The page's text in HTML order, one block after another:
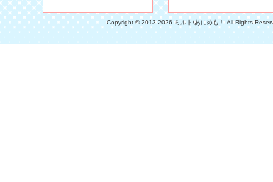
Copyright © 2013-2026 ミルト/あにめも！ All Rights